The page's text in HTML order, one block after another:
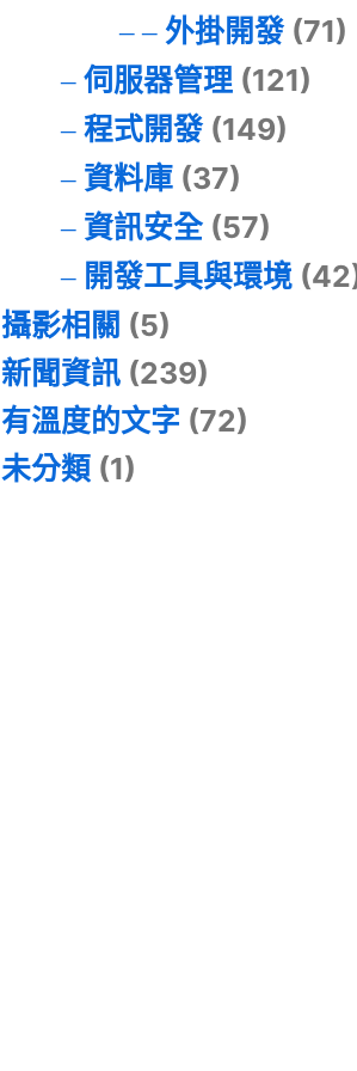
外掛開發(71)
伺服器管理(121)
程式開發(149)
資料庫(37)
資訊安全(57)
開發工具與環境
攝影相關 (5)
新聞資訊 (239)
有溫度的文字 (72)
未分類 (1)